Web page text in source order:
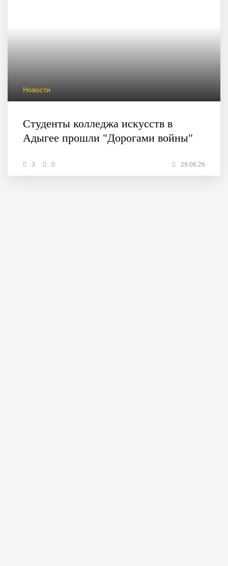
Новости
Студенты колледжа искусств в
Адыгее прошли "Дорогами войны"
3 0 29.06.26